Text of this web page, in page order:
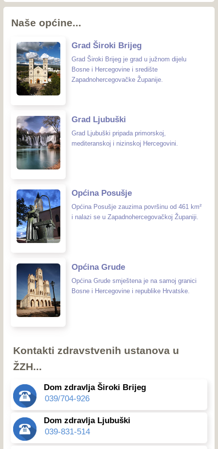
Naše općine...
Grad Široki Brijeg
Grad Široki Brijeg je grad u južnom dijelu
Bosne i Hercegovine i središte
Zapadnohercegovačke Županije.
Grad Ljubuški
Grad Ljubuški pripada primorskoj,
mediteranskoj i nizinskoj Hercegovini.
Općina Posušje
Općina Posušje zauzima površinu od 461 km²
i nalazi se u Zapadnohercegovačkoj Županiji.
Općina Grude
Općina Grude smještena je na samoj granici
Bosne i Hercegovine i republike Hrvatske.
Kontakti zdravstvenih ustanova u
ŽZH...
Dom zdravlja Široki Brijeg
039/704-926
Dom zdravlja Ljubuški
039-831-514